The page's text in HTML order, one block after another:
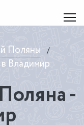
Поляны /
Владимир
-